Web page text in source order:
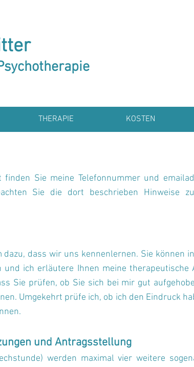
THERAPIE KOSTEN
Sie meine Telefonnummer und
Sie die dort beschrieben Hinweise
dass wir uns kennenlernen. Sie können
ich erläutere Ihnen meine therapeutische
Sie prüfen, ob Sie sich bei mir gut
Umgekehrt prüfe ich, ob ich den Eindruck
und Antragsstellung
werden maximal vier weitere